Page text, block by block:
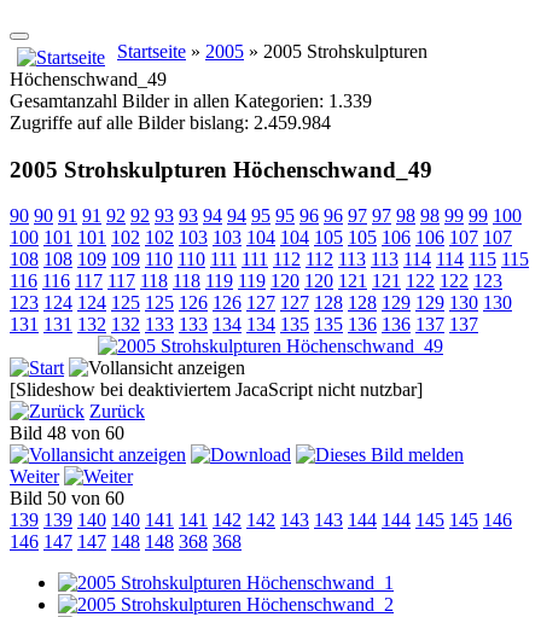
Startseite » 2005 » 2005 Strohskulpturen
Höchenschwand_49
Gesamtanzahl Bilder in allen Kategorien: 1.339
Zugriffe auf alle Bilder bislang: 2.459.984
2005 Strohskulpturen Höchenschwand_49
90 90 91 91 92 92 93 93 94 94 95 95 96 96 97 97 98 98 99 99 100
100 101 101 102 102 103 103 104 104 105 105 106 106 107 107
108 108 109 109 110 110 111 111 112 112 113 113 114 114 115 115
116 116 117 117 118 118 119 119 120 120 121 121 122 122 123
123 124 124 125 125 126 126 127 127 128 128 129 129 130 130
131 131 132 132 133 133 134 134 135 135 136 136 137 137
[Slideshow bei deaktiviertem JacaScript nicht nutzbar]
Zurück
Bild 48 von 60
Weiter
Bild 50 von 60
139 139 140 140 141 141 142 142 143 143 144 144 145 145 146
146 147 147 148 148 368 368